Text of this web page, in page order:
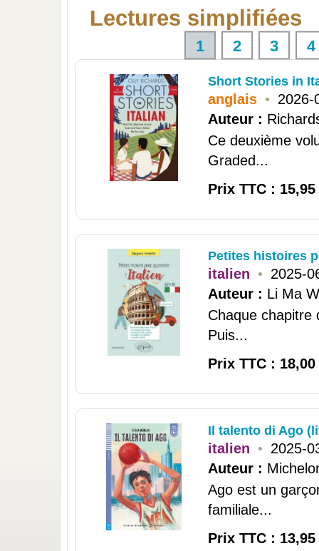
Lectures simplifiées
1 2 3 4
Short Stories in
anglais • 2026-
Auteur :
Ce deuxième
Graded...
Prix TTC : 15,95
Petites histoires
italien • 2025-
Auteur : Li Ma
Chaque chapitre
Puis...
Prix TTC : 18,00
Il talento di Ago
italien • 2025-
Auteur :
Ago est un
familiale...
Prix TTC : 13,95